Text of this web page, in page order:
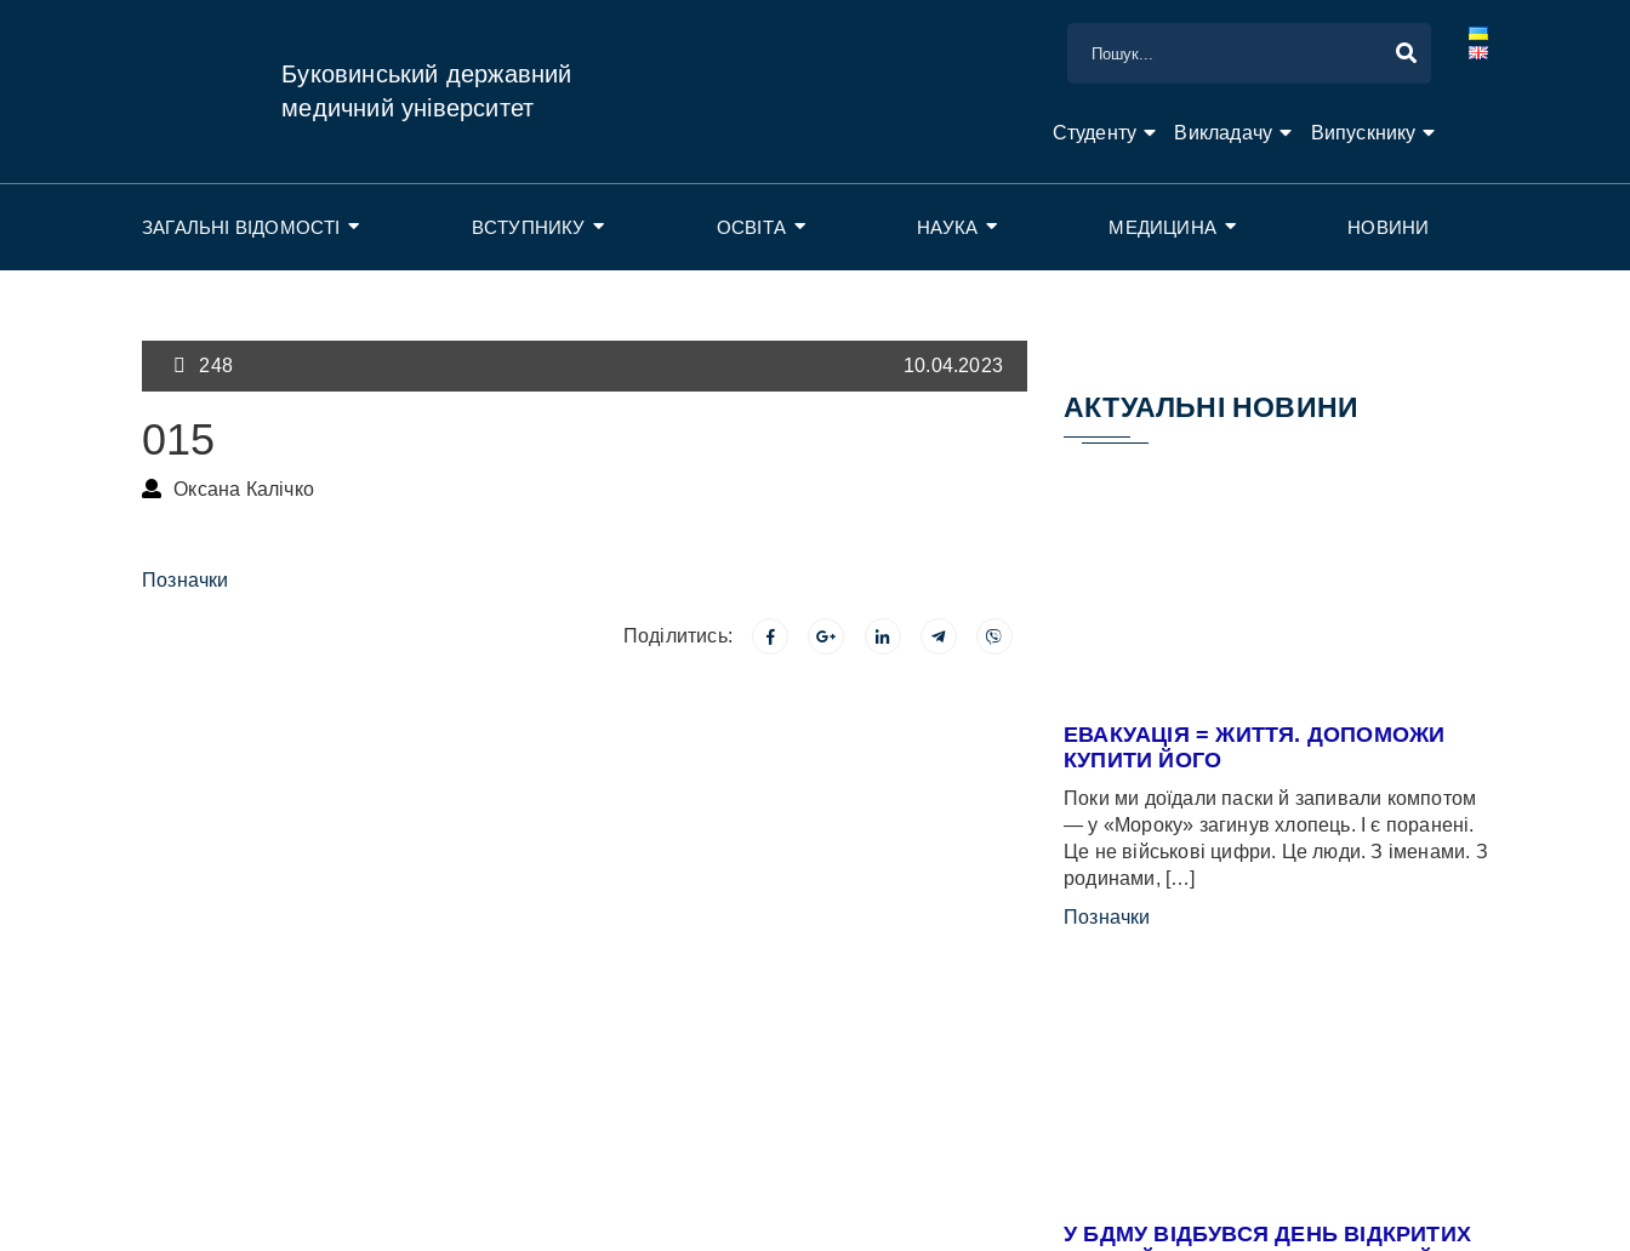
Буковинський державний
медичний університет
Студенту Викладачу Випускнику
ЗАГАЛЬНІ ВІДОМОСТІ ВСТУПНИКУ ОСВІТА НАУКА МЕДИЦИНА НОВИНИ
248 10.04.2023
015
Оксана Калічко
Позначки
Поділитись:
АКТУАЛЬНІ НОВИНИ
ЕВАКУАЦІЯ = ЖИТТЯ. ДОПОМОЖИ
КУПИТИ ЙОГО
Поки ми доїдали паски й запивали компотом
— у «Мороку» загинув хлопець. І є поранені.
Це не військові цифри. Це люди. З іменами. З
родинами, […]
Позначки
У БДМУ ВІДБУВСЯ ДЕНЬ ВІДКРИТИХ